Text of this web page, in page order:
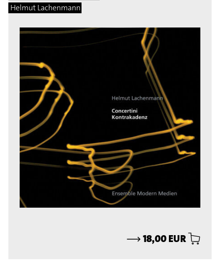
Helmut Lachenmann
⟶18,00 EUR